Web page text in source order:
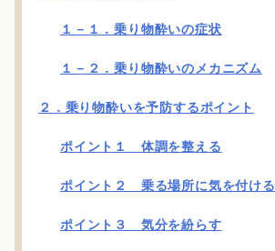
１－１．乗り物酔いの症状
１－２．乗り物酔いのメカニズム
２．乗り物酔いを予防するポイント
ポイント１ 体調を整える
ポイント２ 乗る場所に気を付ける
ポイント３ 気分を紛らす